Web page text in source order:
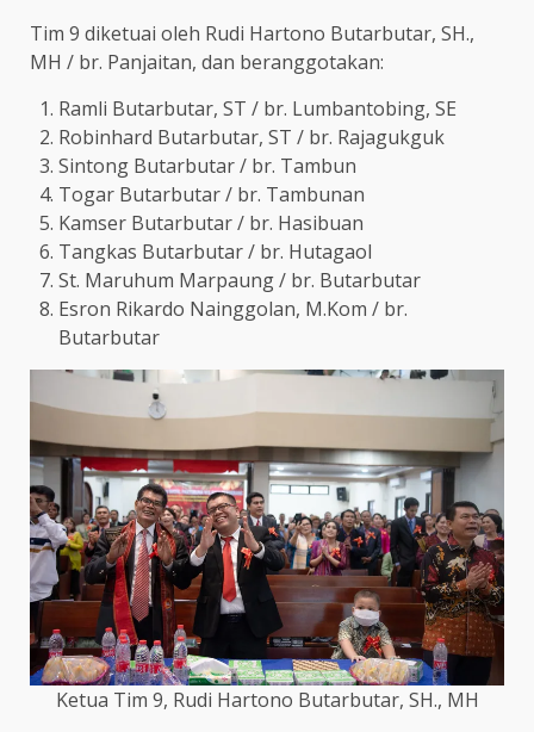
Tim 9 diketuai oleh Rudi Hartono Butarbutar, SH.,
MH / br. Panjaitan, dan beranggotakan:
Ramli Butarbutar, ST / br. Lumbantobing, SE
Robinhard Butarbutar, ST / br. Rajagukguk
Sintong Butarbutar / br. Tambun
Togar Butarbutar / br. Tambunan
Kamser Butarbutar / br. Hasibuan
Tangkas Butarbutar / br. Hutagaol
St. Maruhum Marpaung / br. Butarbutar
Esron Rikardo Nainggolan, M.Kom / br.
Butarbutar
Ketua Tim 9, Rudi Hartono Butarbutar, SH., MH